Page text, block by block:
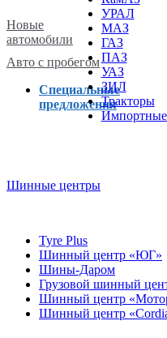
автомобили
Авто с пробегом
Специальные
предложения
МАЗ
ГАЗ
ПАЗ
УАЗ
ЗИЛ
Тракторы
Импортные
Шинный центр «ЮГ»
Шины-Даром
Грузовой шинный
Шинный центр
Шинный центр